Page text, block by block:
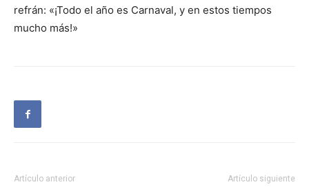
refrán: «¡Todo el año es Carnaval, y en estos tiempos
mucho más!»
Artículo anterior Artículo siguiente